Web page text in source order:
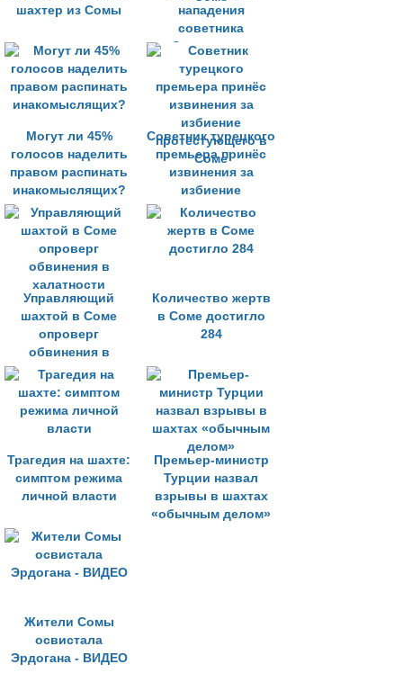
шахтер из Сомы
нападения
советника
Эрдогана на
протестующего в
Соме
Могут ли 45%
голосов наделить
правом распинать
инакомыслящих?
Советник турецкого
премьера принёс
извинения за
избиение
протестующего в
Соме
Управляющий
шахтой в Соме
опроверг
обвинения в
халатности
Количество жертв
в Соме достигло
284
Трагедия на шахте:
симптом режима
личной власти
Премьер-министр
Турции назвал
взрывы в шахтах
«обычным делом»
Жители Сомы
освистала
Эрдогана - ВИДЕО